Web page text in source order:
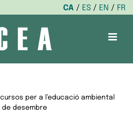
CA ES EN
FR
per a l’educació ambiental
de desembre